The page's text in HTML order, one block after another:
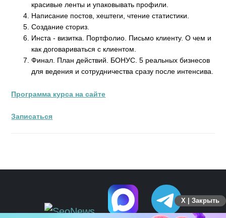
красивые ленты и упаковывать профили. ⠀⠀
Написание постов, хештеги, чтение статистики.
Создание сториз. ⠀
Инста - визитка. Портфолио. Письмо клиенту. О чем и
как договариваться с клиентом.
Финал. План действий. БОНУС. 5 реальных бизнесов
для ведения и сотрудничества сразу после интенсива.
Программа курса на сайте
Записаться
X | Закрыть